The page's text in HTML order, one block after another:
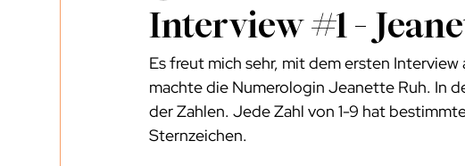
Interview #1 -
Es freut mich sehr, mit dem ersten
machte die Numerologin Jeanette Ruh. In
der Zahlen. Jede Zahl von 1-9 hat
Sternzeichen.